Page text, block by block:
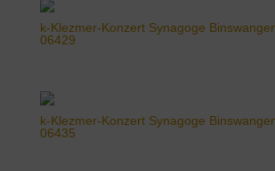
k-Klezmer-Konzert Synagoge
06429
k-Klezmer-Konzert Synagoge
06435